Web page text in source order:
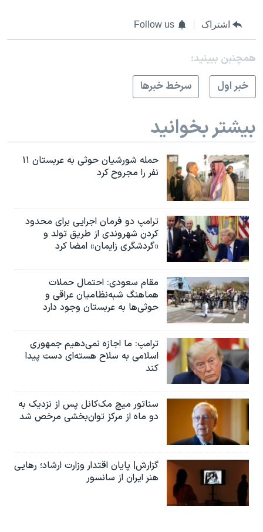
اشتراک Follow us
همچنبن ببینید:
خبر اول
سرخط خبرها
بیشتر بخوانید
حمله شورشیان حوثی به عربستان ۱۱
نفر را مجروح کرد
ترامپ دو فرمان اجرایی برای محدود
کردن شهروندی از طریق تولد و
«گردشگری زایمان» امضا کرد
مقام سعودی: احتمال حملات
هماهنگ شبه‌نظامیان عراقی و
حوثی‌ها به عربستان وجود دارد
ترامپ: ما اجازه نمی‌دهیم جمهوری
اسلامی به سلاح هسته‌ای دست پیدا
کند
سناتور میچ مک‌کانل پس از نزدیک به
دو ماه از مرکز توان‌بخشی مرخص شد
گزارش| پایان اقتدار وزارت ارشاد؛ رهایی
هنر ایران از سانسور